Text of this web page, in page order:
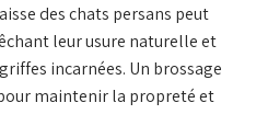
des chats persans peut
leur usure naturelle et
incarnées. Un brossage
maintenir la propreté et